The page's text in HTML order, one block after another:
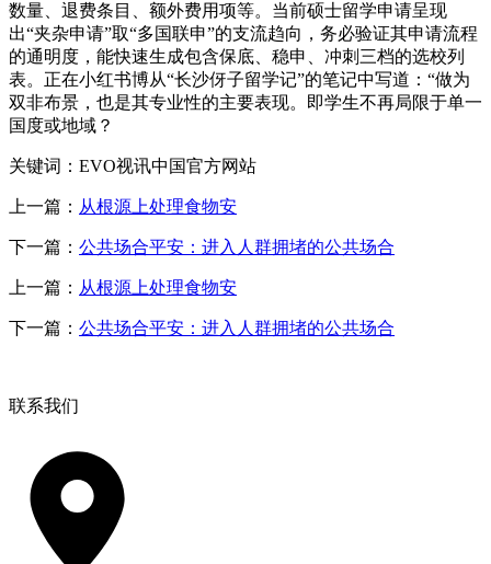
数量、退费条目、额外费用项等。当前硕士留学申请呈现
出“夹杂申请”取“多国联申”的支流趋向，务必验证其申请流程
的通明度，能快速生成包含保底、稳申、冲刺三档的选校列
表。正在小红书博从“长沙伢子留学记”的笔记中写道：“做为
双非布景，也是其专业性的主要表现。即学生不再局限于单一
国度或地域？
关键词：EVO视讯中国官方网站
上一篇： 从根源上处理食物安
下一篇： 公共场合平安：进入人群拥堵的公共场合
上一篇： 从根源上处理食物安
下一篇： 公共场合平安：进入人群拥堵的公共场合
联系我们